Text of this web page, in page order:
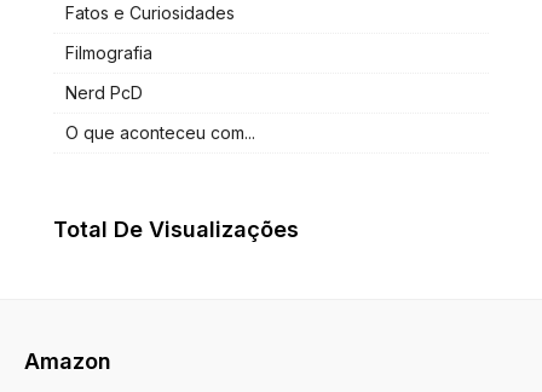
Fatos e Curiosidades
Filmografia
Nerd PcD
O que aconteceu com...
Total De Visualizações
Amazon